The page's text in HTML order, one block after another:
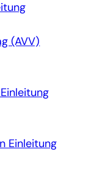
(AVV)
Einleitung